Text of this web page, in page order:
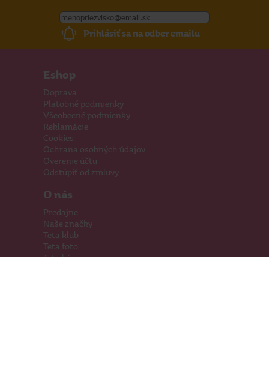
Prihlásiť sa na odber emailu
Eshop
Doprava
Platobné podmienky
Všeobecné podmienky
Reklamácie
Cookies
Ochrana osobných údajov
Overenie účtu
Odstúpiť od zmluvy
O nás
Predajne
Naše značky
Teta klub
Teta foto
Teta káva